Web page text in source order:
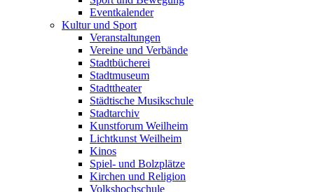
Eventkalender
Kultur und Sport
Veranstaltungen
Vereine und Verbände
Stadtbücherei
Stadtmuseum
Stadttheater
Städtische Musikschule
Stadtarchiv
Kunstforum Weilheim
Lichtkunst Weilheim
Kinos
Spiel- und Bolzplätze
Kirchen und Religion
Volkshochschule